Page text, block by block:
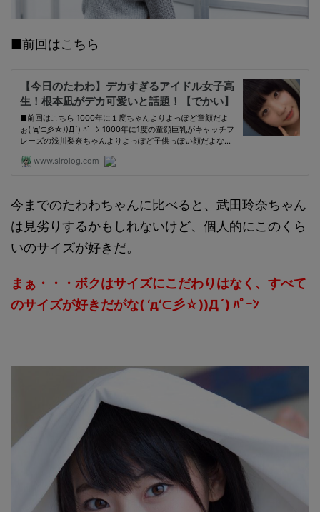
■前回はこちら
今までのたわわちゃんに比べると、武田玲奈ちゃん
は見劣りするかもしれないけど、個人的にこのくら
いのサイズが好きだ。
まぁ・・・ボクはサイズにこだわりはなく、すべて
のサイズが好きだがな( ‘д‘⊂彡☆))Д´) ﾊﾟｰﾝ